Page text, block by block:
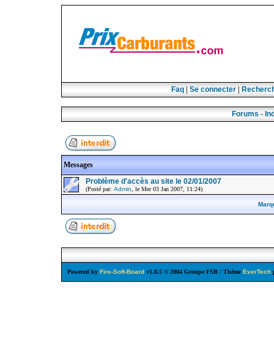
Faq| Se connecter|
Forums -
Messages
Problème d'accès au site le 02/01/2007
(Posté par: Admin , le Mer 03 Jan 2007, 11:24)
Powered by Fire-Soft-Board v1.0.5 © 2004 Groupe FSB / Thème EverTech